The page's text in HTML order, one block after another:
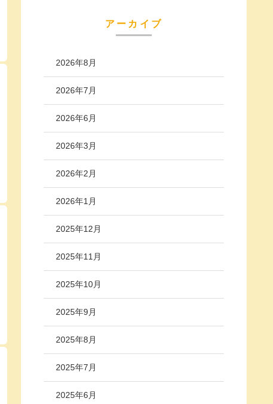
アーカイブ
2026年8月
2026年7月
2026年6月
2026年3月
2026年2月
2026年1月
2025年12月
2025年11月
2025年10月
2025年9月
2025年8月
2025年7月
2025年6月